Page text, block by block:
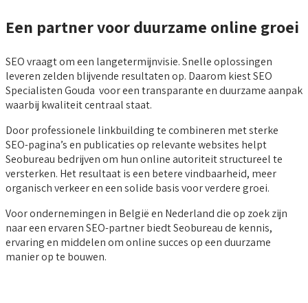
Een partner voor duurzame online groei
SEO vraagt om een langetermijnvisie. Snelle oplossingen
leveren zelden blijvende resultaten op. Daarom kiest SEO
Specialisten Gouda voor een transparante en duurzame aanpak
waarbij kwaliteit centraal staat.
Door professionele linkbuilding te combineren met sterke
SEO-pagina’s en publicaties op relevante websites helpt
Seobureau bedrijven om hun online autoriteit structureel te
versterken. Het resultaat is een betere vindbaarheid, meer
organisch verkeer en een solide basis voor verdere groei.
Voor ondernemingen in België en Nederland die op zoek zijn
naar een ervaren SEO-partner biedt Seobureau de kennis,
ervaring en middelen om online succes op een duurzame
manier op te bouwen.